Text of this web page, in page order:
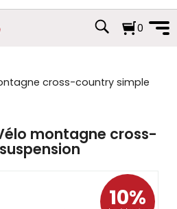
0
cross-country simple
montagne cross-
10%